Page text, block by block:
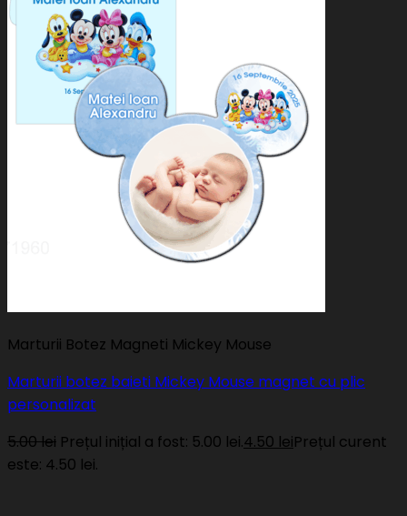
Marturii Botez Magneti Mickey Mouse
Marturii botez baieti Mickey Mouse magnet cu plic
personalizat
5.00lei Prețul inițial a fost: 5.00 lei.4.50 leiPrețul curent
este: 4.50 lei.